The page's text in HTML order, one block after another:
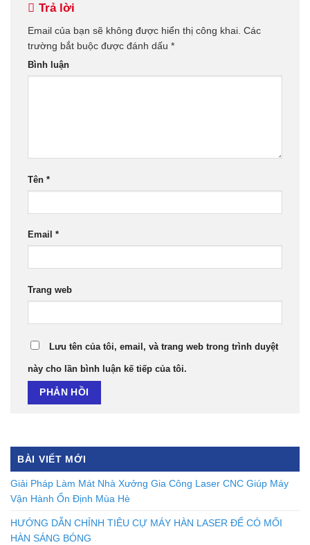
Trả lời
Email của bạn sẽ không được hiển thị công khai. Các
trường bắt buộc được đánh dấu *
Bình luận
Tên *
Email *
Trang web
Lưu tên của tôi, email, và trang web trong trình duyệt
này cho lần bình luận kế tiếp của tôi.
BÀI VIẾT MỚI
Giải Pháp Làm Mát Nhà Xưởng Gia Công Laser CNC Giúp Máy
Vận Hành Ổn Định Mùa Hè
HƯỚNG DẪN CHỈNH TIÊU CỰ MÁY HÀN LASER ĐỂ CÓ MỐI
HÀN SÁNG BÓNG